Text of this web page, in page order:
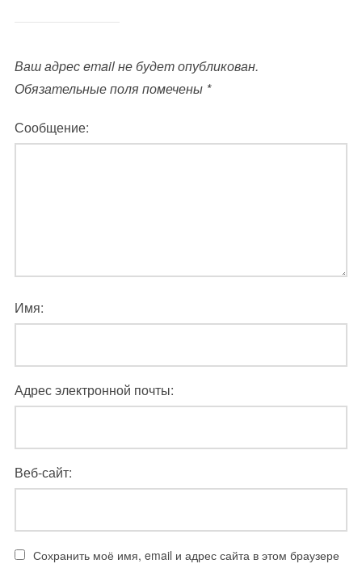
Ваш адрес email не будет опубликован.
Обязательные поля помечены *
Сообщение:
Имя:
Адрес электронной почты:
Веб-сайт:
Сохранить моё имя, email и адрес сайта в этом браузере